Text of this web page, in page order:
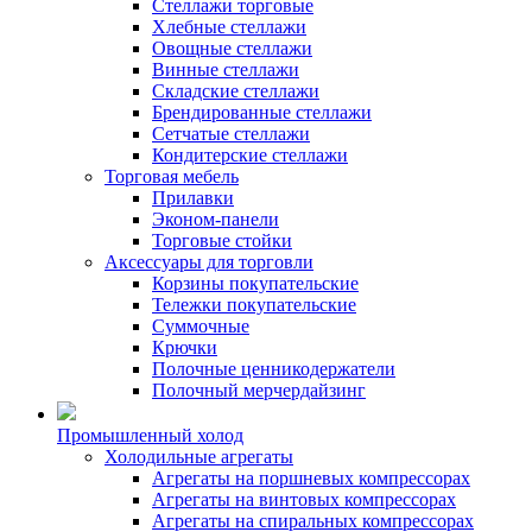
Стеллажи торговые
Хлебные стеллажи
Овощные стеллажи
Винные стеллажи
Складские стеллажи
Брендированные стеллажи
Сетчатые стеллажи
Кондитерские стеллажи
Торговая мебель
Прилавки
Эконом-панели
Торговые стойки
Аксессуары для торговли
Корзины покупательские
Тележки покупательские
Суммочные
Крючки
Полочные ценникодержатели
Полочный мерчердайзинг
Промышленный холод
Холодильные агрегаты
Агрегаты на поршневых компрессорах
Агрегаты на винтовых компрессорах
Агрегаты на спиральных компрессорах